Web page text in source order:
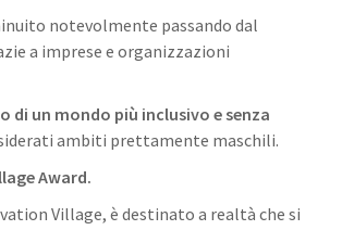
notevolmente passando dal
a imprese e organizzazioni
di un mondo più inclusivo e senza
ambiti prettamente maschili.
Award.
Village, è destinato a realtà che si